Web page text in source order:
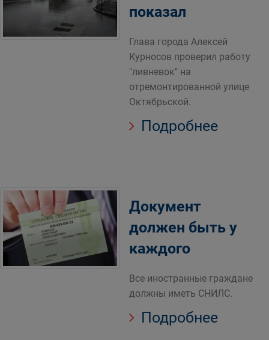
показал
Глава города Алексей
Курносов проверил работу
"ливневок" на
отремонтированной улице
Октябрьской.
Подробнее
Документ
должен быть у
каждого
Все иностранные граждане
должны иметь СНИЛС.
Подробнее